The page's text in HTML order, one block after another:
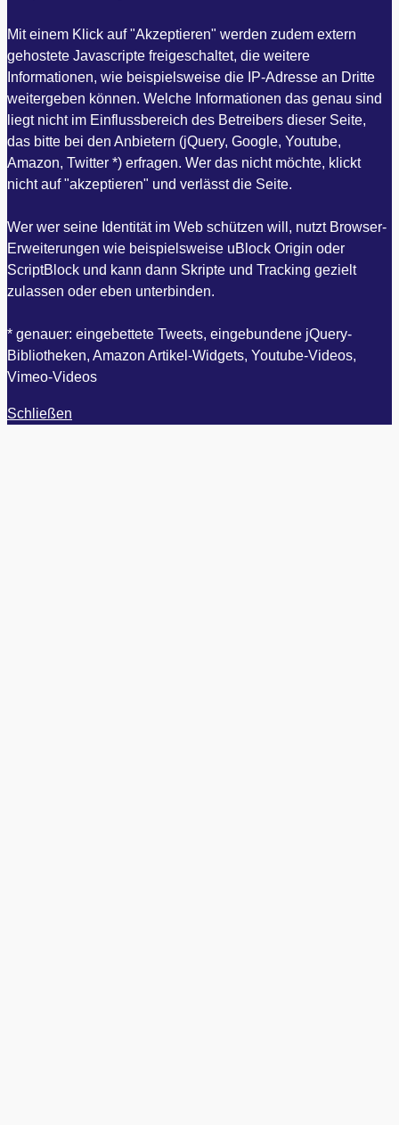
Mit einem Klick auf "Akzeptieren" werden zudem extern
gehostete Javascripte freigeschaltet, die weitere
Informationen, wie beispielsweise die IP-Adresse an Dritte
weitergeben können. Welche Informationen das genau sind
liegt nicht im Einflussbereich des Betreibers dieser Seite,
das bitte bei den Anbietern (jQuery, Google, Youtube,
Amazon, Twitter *) erfragen. Wer das nicht möchte, klickt
nicht auf "akzeptieren" und verlässt die Seite.
Wer wer seine Identität im Web schützen will, nutzt Browser-
Erweiterungen wie beispielsweise uBlock Origin oder
ScriptBlock und kann dann Skripte und Tracking gezielt
zulassen oder eben unterbinden.
* genauer: eingebettete Tweets, eingebundene jQuery-
Bibliotheken, Amazon Artikel-Widgets, Youtube-Videos,
Vimeo-Videos
Schließen